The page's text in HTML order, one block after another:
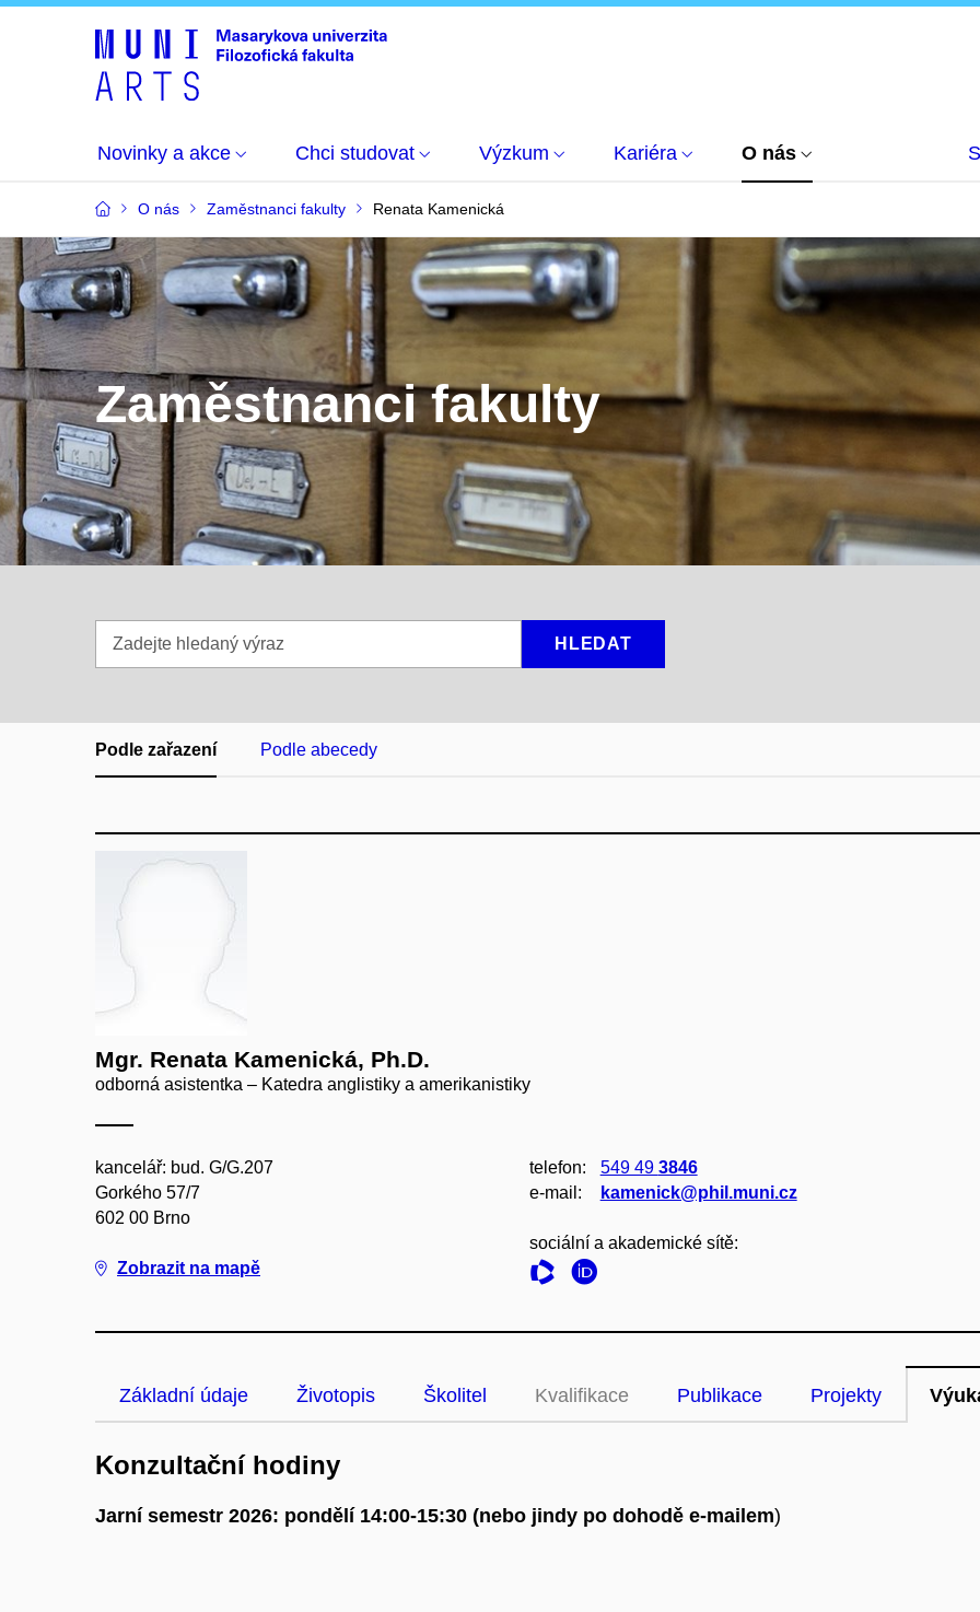
Novinky a akce Chci studovat Výzkum Kariéra O nás
O nás Zaměstnanci fakulty Renata Kamenická
Zaměstnanci fakulty
hledaný
HLEDAT
Podle zařazení Podle abecedy
Mgr. Renata Kamenická, Ph.D.
odborná asistentka – Katedra anglistiky a amerikanistiky
kancelář: bud. G/G.207
Gorkého 57/7
602 00 Brno
Zobrazit na mapě
telefon: 549 49 3846
e‑mail:
kamenick@phil.muni.cz
sociální a akademické sítě:
Základní údaje Životopis Školitel Kvalifikace Publikace Projekty
Konzultační hodiny
Jarní semestr 2026: pondělí 14:00-15:30 (nebo jindy po dohodě e-mailem)